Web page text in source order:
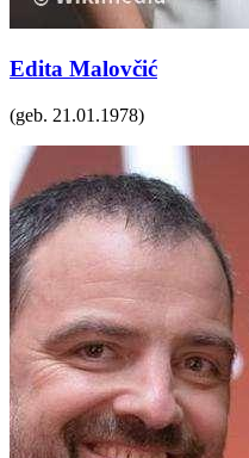
Edita Malovčić
(geb. 21.01.1978)